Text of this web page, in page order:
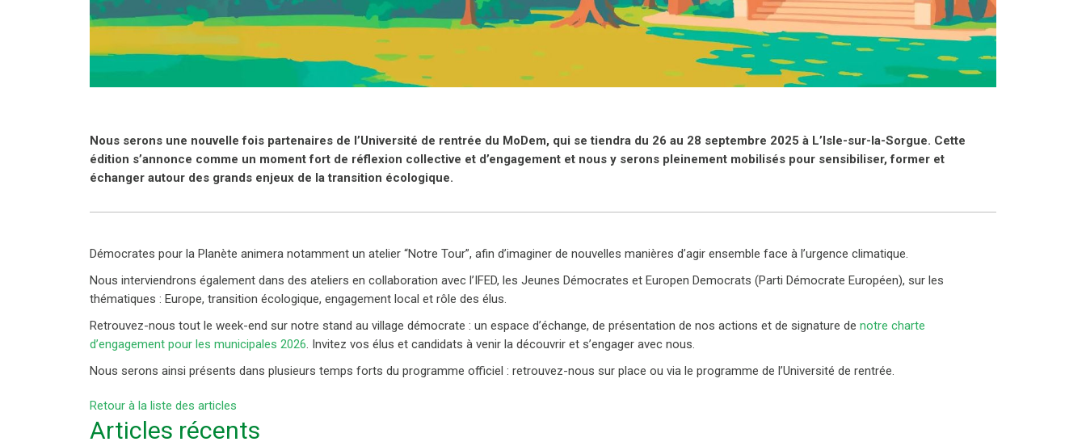
Nous serons une nouvelle fois partenaires de l’Université de rentrée du MoDem, qui se tiendra du 26 au 28 septembre 2025 à L’Isle-sur-la-Sorgue. Cette
édition s’annonce comme un moment fort de réflexion collective et d’engagement et nous y serons pleinement mobilisés pour sensibiliser, former et
échanger autour des grands enjeux de la transition écologique.
Démocrates pour la Planète animera notamment un atelier “Notre Tour”, afin d’imaginer de nouvelles manières d’agir ensemble face à l’urgence climatique.
Nous interviendrons également dans des ateliers en collaboration avec l’IFED, les Jeunes Démocrates et Europen Democrats (Parti Démocrate Européen), sur les
thématiques : Europe, transition écologique, engagement local et rôle des élus.
Retrouvez-nous tout le week-end sur notre stand au village démocrate : un espace d’échange, de présentation de nos actions et de signature de notre charte
d’engagement pour les municipales 2026. Invitez vos élus et candidats à venir la découvrir et s’engager avec nous.
Nous serons ainsi présents dans plusieurs temps forts du programme officiel : retrouvez-nous sur place ou via le programme de l’Université de rentrée.
Retour à la liste des articles
Articles récents